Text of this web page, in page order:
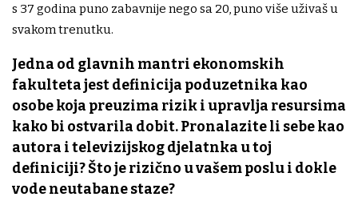
s 37 godina puno zabavnije nego sa 20, puno više uživaš u
svakom trenutku.
Jedna od glavnih mantri ekonomskih
fakulteta jest definicija poduzetnika kao
osobe koja preuzima rizik i upravlja resursima
kako bi ostvarila dobit. Pronalazite li sebe kao
autora i televizijskog djelatnka u toj
definiciji? Što je rizično u vašem poslu i dokle
vode neutabane staze?